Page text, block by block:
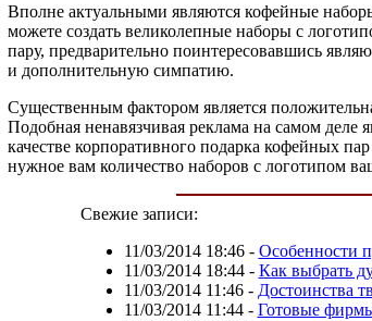
Вполне актуальными являются кофейные
можете создать великолепные наборы с
пару, предварительно поинтересовавшись
и дополнительную симпатию.
Существенным фактором является
Подобная ненавязчивая реклама на самом
качестве корпоративного подарка кофейных
нужное вам количество наборов с логотипом
Свежие записи:
11/03/2014 18:46- Особенности
11/03/2014 18:44- Как выбрать
11/03/2014 11:46- Достоинства
11/03/2014 11:44- Готовые